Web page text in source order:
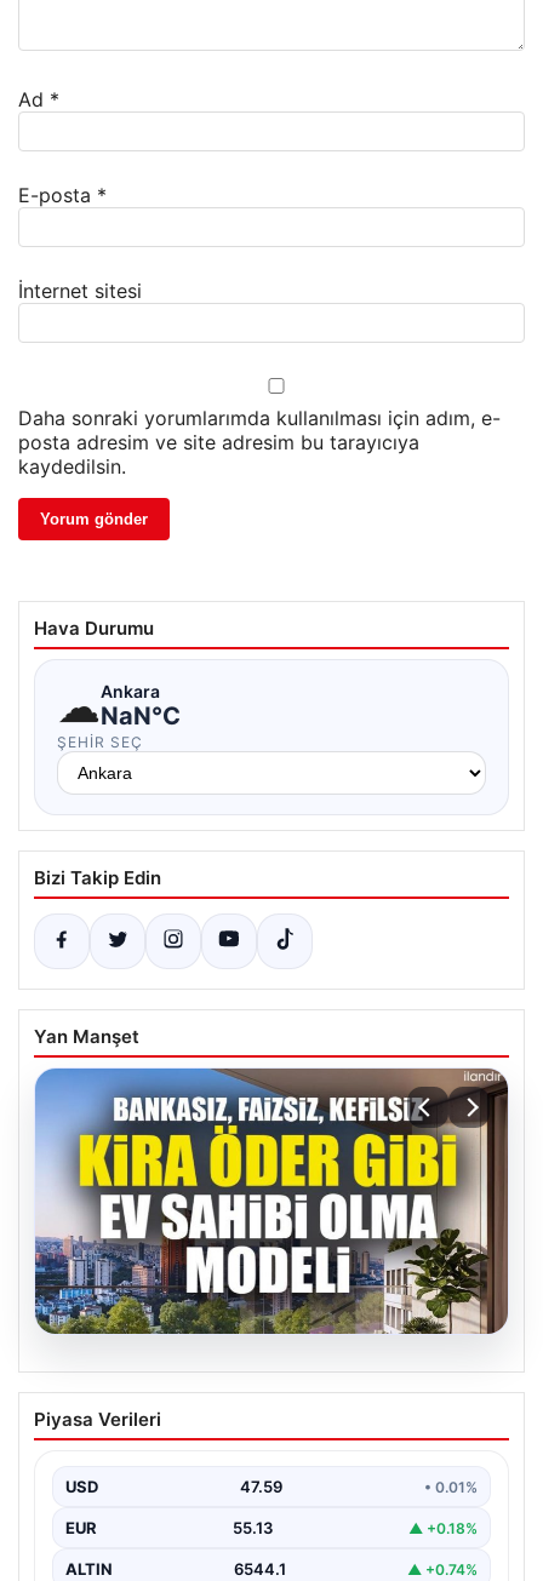
Ad *
E-posta *
İnternet sitesi
Daha sonraki yorumlarımda kullanılması için adım, e-
posta adresim ve site adresim bu tarayıcıya
kaydedilsin.
Hava Durumu
☁Ankara
NaN°C
ŞEHIR SEÇ
Bizi Takip Edin
Yan Manşet
04.08.2026
DAP Yapı’dan bir ilk! Emlak Konut
güvencesi Dap vizyonuyla kendi
Piyasa Verileri
USD 47.59 • 0.01%
EUR 55.13 ▲ +0.18%
ALTIN 6544.1 ▲ +0.74%